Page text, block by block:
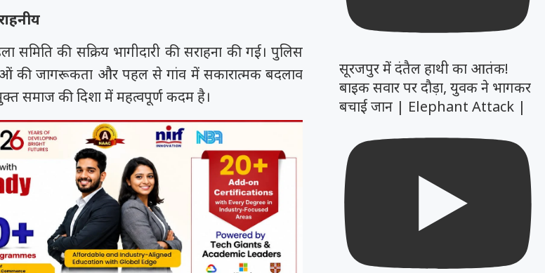
समिति की सक्रिय भागीदारी की सराहना की गई। पुलिस
की जागरूकता और पहल से गांव में सकारात्मक बदलाव
समाज की दिशा में महत्वपूर्ण कदम है।
सूरजपुर में दंतैल हाथी का आतंक!
बाइक सवार पर दौड़ा, युवक ने भागकर
बचाई जान | Elephant Attack |